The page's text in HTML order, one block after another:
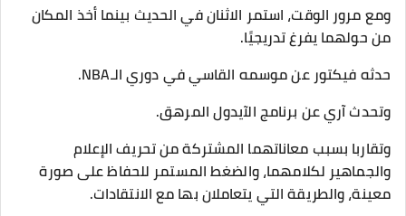
ومع مرور الوقت، استمر الاثنان في الحديث بينما أخذ المكان
من حولهما يفرغ تدريجيًا.
حدثه فيكتور عن موسمه القاسي في دوري الـNBA.
وتحدث آري عن برنامج الآيدول المرهق.
وتقاربا بسبب معاناتهما المشتركة من تحريف الإعلام
والجماهير لكلامهما، والضغط المستمر للحفاظ على صورة
معينة، والطريقة التي يتعاملان بها مع الانتقادات.